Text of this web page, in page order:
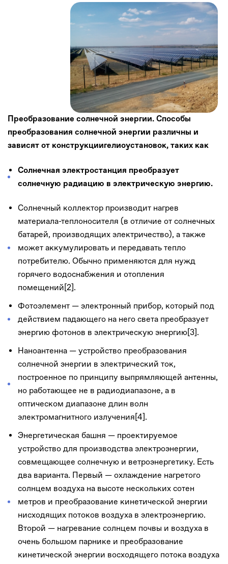
Преобразование солнечной энергии. Способы
преобразования солнечной энергии различны и
зависят от конструкциигелиоустановок, таких как
Солнечная электростанция преобразует
солнечную радиацию в электрическую энергию.
Солнечный коллектор производит нагрев
материала-теплоносителя (в отличие от солнечных
батарей, производящих электричество), а также
может аккумулировать и передавать тепло
потребителю. Обычно применяются для нужд
горячего водоснабжения и отопления
помещений[2].
Фотоэлемент — электронный прибор, который под
действием падающего на него света преобразует
энергию фотонов в электрическую энергию[3].
Наноантенна — устройство преобразования
солнечной энергии в электрический ток,
построенное по принципу выпрямляющей антенны,
но работающее не в радиодиапазоне, а в
оптическом диапазоне длин волн
электромагнитного излучения[4].
Энергетическая башня — проектируемое
устройство для производства электроэнергии,
совмещающее солнечную и ветроэнергетику. Есть
два варианта. Первый — охлаждение нагретого
солнцем воздуха на высоте нескольких сотен
метров и преобразование кинетической энергии
нисходящих потоков воздуха в электроэнергию.
Второй — нагревание солнцем почвы и воздуха в
очень большом парнике и преобразование
кинетической энергии восходящего потока воздуха